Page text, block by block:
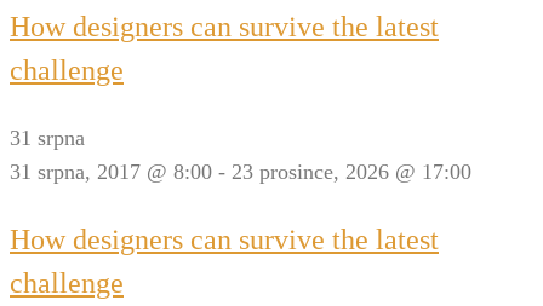
How designers can survive the latest
challenge
31 srpna
31 srpna, 2017 @ 8:00 - 23 prosince, 2026 @ 17:00
How designers can survive the latest
challenge